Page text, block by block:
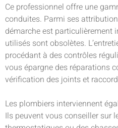
Ce professionnel offre une
conduites. Parmi ses
démarche est particulièrement
utilisés sont obsolètes.
procédant à des contrôles
vous épargne des réparations
vérification des joints et
Les plombiers interviennent
Ils peuvent vous conseiller sur